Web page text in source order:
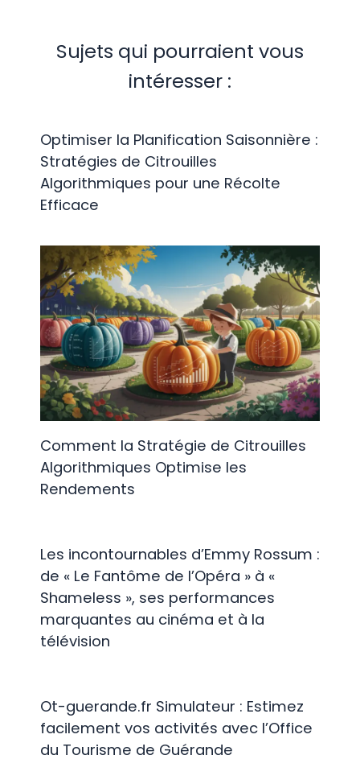
Sujets qui pourraient vous
intéresser :
Optimiser la Planification Saisonnière :
Stratégies de Citrouilles
Algorithmiques pour une Récolte
Efficace
Comment la Stratégie de Citrouilles
Algorithmiques Optimise les
Rendements
Les incontournables d’Emmy Rossum :
de « Le Fantôme de l’Opéra » à «
Shameless », ses performances
marquantes au cinéma et à la
télévision
Ot-guerande.fr Simulateur : Estimez
facilement vos activités avec l’Office
du Tourisme de Guérande